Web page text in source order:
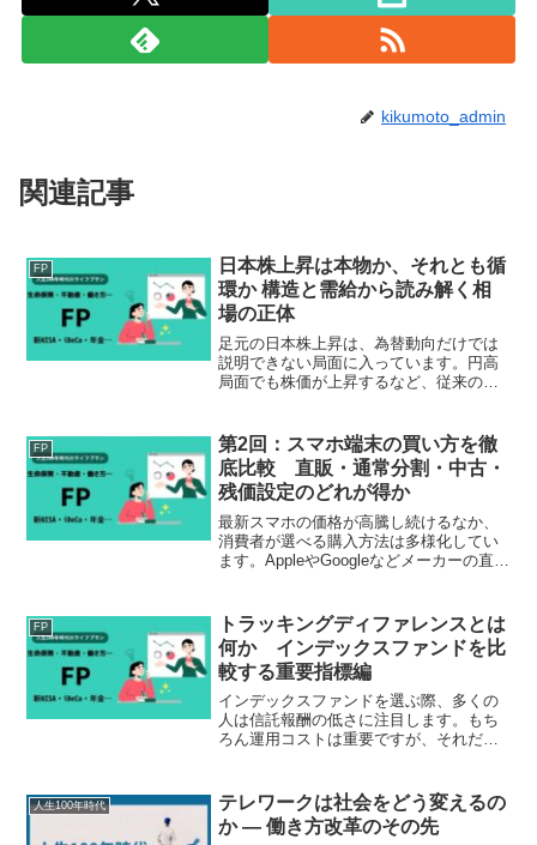
kikumoto_admin
関連記事
FP
日本株上昇は本物か、それとも循
環か 構造と需給から読み解く相
場の正体
足元の日本株上昇は、為替動向だけでは
説明できない局面に入っています。円高
局面でも株価が上昇するなど、従来の枠
なのか、それとも構造的な変化に基づく
持続的な上昇なのか。本稿...
FP
第2回：スマホ端末の買い方を徹
底比較 直販・通常分割・中古・
残価設定のどれが得か
最新スマホの価格が高騰し続けるなか、
消費者が選べる購入方法は多様化してい
ます。AppleやGoogleなどメーカーの直販
上げた残価設定型プランなど、選択肢は
幅広くなって...
FP
トラッキングディファレンスとは
何か インデックスファンドを比
較する重要指標編
インデックスファンドを選ぶ際、多くの
人は信託報酬の低さに注目します。もち
ろん運用コストは重要ですが、それだけ
実際の運用成績には違いがあります。そ
の違いを確認する上で重要...
人生100年時代
テレワークは社会をどう変えるの
か ― 働き方改革のその先